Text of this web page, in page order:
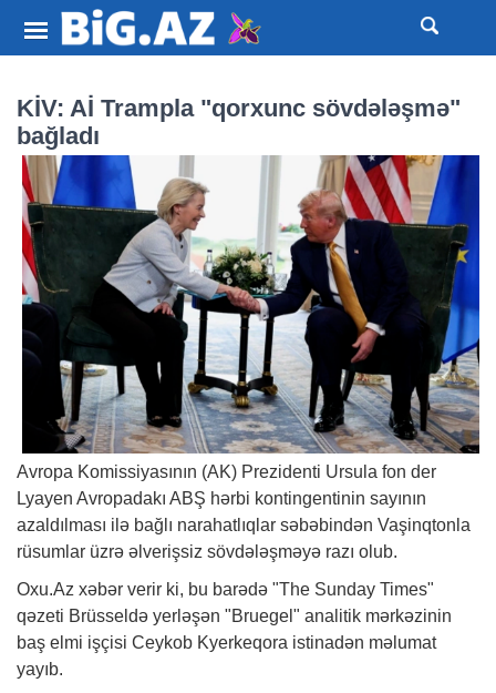
KİV: Aİ Trampla "qorxunc sövdələşmə"
bağladı
Avropa Komissiyasının (AK) Prezidenti Ursula fon der
Lyayen Avropadakı ABŞ hərbi kontingentinin sayının
azaldılması ilə bağlı narahatlıqlar səbəbindən Vaşinqtonla
rüsumlar üzrə əlverişsiz sövdələşməyə razı olub.
Oxu.Az xəbər verir ki, bu barədə "The Sunday Times"
qəzeti Brüsseldə yerləşən "Bruegel" analitik mərkəzinin
baş elmi işçisi Ceykob Kyerkeqora istinadən məlumat
yayıb.